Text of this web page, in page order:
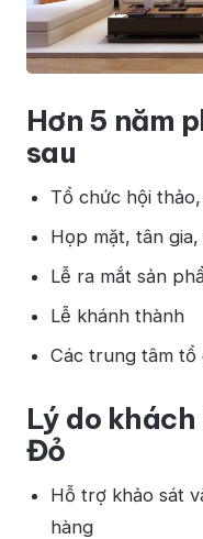
Hơn 5 năm
sau
Tổ chức hội
Họp mặt, tân
Lễ ra mắt sản
Lễ khánh thành
Các trung tâm tổ
Lý do
Đỏ
Hỗ trợ khảo sát
hàng